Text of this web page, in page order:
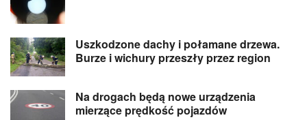
Uszkodzone dachy i połamane drzewa.
Burze i wichury przeszły przez region
Na drogach będą nowe urządzenia
mierzące prędkość pojazdów